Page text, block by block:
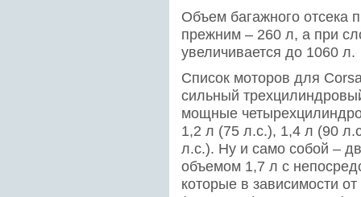
Объем багажного отсека
прежним – 260 л, а при
увеличивается до 1060 л.
Список моторов для
сильный
мощные
1,2 л (75 л.с.), 1,4 л (90
л.с.). Ну и само собой –
объемом 1,7 л с
которые в зависимости